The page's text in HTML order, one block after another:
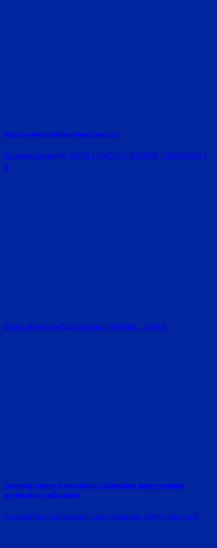
รับวางระบบคุณภาพโรงงานอุตสาหกรรม
รับวางระบบคุณภาพ GHPS / HACCP / ISO9001 / ISO22000 /
B
ตัวแทนจำหน่ายเครื่องมือ Brand : HORIBA , JAPAN
Training Course การสอบเทียบ Calibration และการทวนสอบ
Verification เครื่องมือวัด
การสอบเทียบ Calibration และการทวนสอบ Verification เครื่